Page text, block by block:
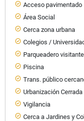
Acceso pavimentado
Área Social
Cerca zona urbana
Colegios /
Parqueadero
Piscina
Trans. público
Urbanización Cerrada
Vigilancia
Cerca a Jardines y